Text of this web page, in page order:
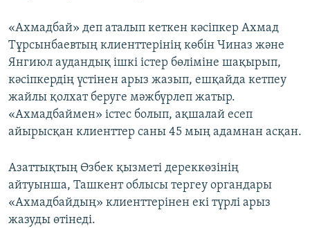
«Ахмадбай» деп аталып кеткен кәсіпкер Ахмад
Тұрсынбаевтың клиенттерінің көбін Чиназ және
Янгиюл аудандық ішкі істер бөліміне шақырып,
кәсіпкердің үстінен арыз жазып, ешқайда кетпеу
жайлы қолхат беруге мәжбүрлеп жатыр.
«Ахмадбаймен» істес болып, ақшалай есеп
айырысқан клиенттер саны 45 мың адамнан асқан.
Азаттықтың Өзбек қызметі дереккөзінің
айтуынша, Ташкент облысы тергеу органдары
«Ахмадбайдың» клиенттерінен екі түрлі арыз
жазуды өтінеді.